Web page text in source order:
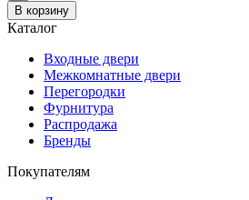
В корзину
Каталог
Входные двери
Межкомнатные двери
Перегородки
Фурнитура
Распродажа
Бренды
Покупателям